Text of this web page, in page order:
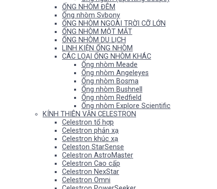
ỐNG NHÒM ĐÊM
Ống nhòm Svbony
ỐNG NHÒM NGOÀI TRỜI CỠ LỚN
ỐNG NHÒM MỘT MẮT
ỐNG NHÒM DU LỊCH
LINH KIỆN ỐNG NHÒM
CÁC LOẠI ỐNG NHÒM KHÁC
Ống nhòm Meade
Ống nhòm Angeleyes
Ống nhòm Bosma
Ống nhòm Bushnell
Ống nhòm Redfield
Ống nhòm Explore Scientific
KÍNH THIÊN VĂN CELESTRON
Celestron tổ hợp
Celestron phản xạ
Celestron khúc xạ
Celeston StarSense
Celestron AstroMaster
Celestron Cao cấp
Celestron NexStar
Celestron Omni